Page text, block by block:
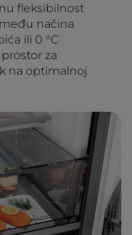
fleksibilnost
načina
ili 0 °C
za
na optimalnoj